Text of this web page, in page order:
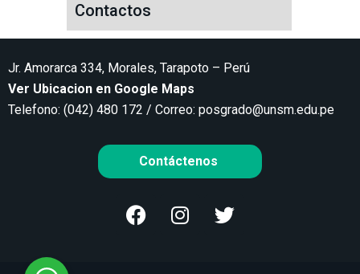
Contactos
Jr. Amorarca 334, Morales, Tarapoto – Perú
Ver Ubicacion en Google Maps
Telefono: (042) 480 172 / Correo: posgrado@unsm.edu.pe
Contáctenos